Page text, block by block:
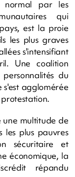
normal par les
qui
est la proie
les plus graves
s'intensifiant
Une coalition
du
agglomérée
une multitude de
les plus pauvres
sécuritaire et
économique, la
répandu